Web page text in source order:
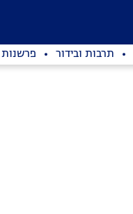
תרבות ובידור